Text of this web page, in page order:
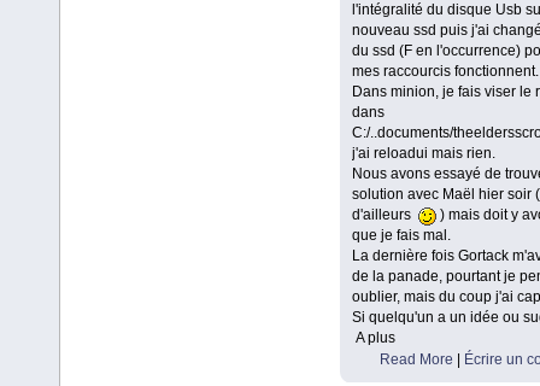
l'intégralité du disque Usb
nouveau ssd puis j'ai
du ssd (F en l'occurrence)
mes raccourcis fonctionnent.
Dans minion, je fais viser le
dans
C:/..documents/
j'ai reloadui mais rien.
Nous avons essayé de
solution avec Maël hier soir
d'ailleurs
) mais doit y
que je fais mal.
La dernière fois Gortack
de la panade, pourtant je
oublier, mais du coup j'ai
Si quelqu'un a un idée ou
A plus
Read More
Écrire un